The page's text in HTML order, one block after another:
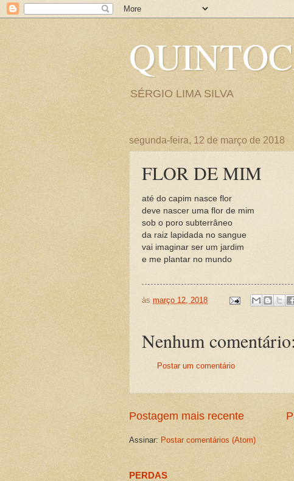
SÉRGIO LIMA SILVA
segunda-feira, 12 de março de 2018
FLOR DE MIM
até do capim nasce flor
deve nascer uma flor de mim
sob o poro subterrâneo
da raiz lapidada no sangue
vai imaginar ser um jardim
e me plantar no mundo
às março 12, 2018
Nenhum comentário:
Postar um comentário
Postagem mais recente
Assinar: Postar comentários (Atom)
PERDAS